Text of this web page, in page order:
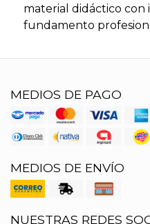
material didáctico
fundamento
MEDIOS DE PAGO
MEDIOS DE ENVÍO
NUESTRAS REDES